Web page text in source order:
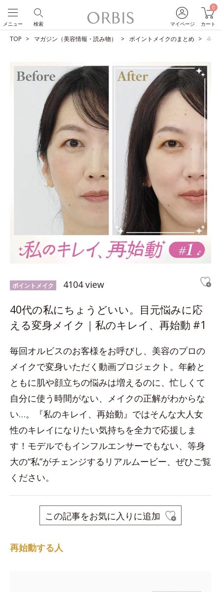
マイページ
0
カート
検索
メニュー
TOP マガジン（美容情報・読み物） ポイントメイクのまとめ 40
ポイントメイク 4104 view
40代の私にちょうどいい。目元悩みに応
える変身メイク｜私のキレイ、再始動 #1
毎回オルビスのお客様をお呼びし、美容のプロの
メイクで変身いただく動画プロジェクト。年齢と
ともに肌や顔立ちの悩みは増えるのに、忙しくて
自分に使う時間がない、メイクの正解がわからな
い…。『私のキレイ、再始動』ではそんな大人女
性のキレイになりたい気持ちを全力で応援しま
す！モデルでもインフルエンサーでもない、等身
大の“私”がチェンジするリアルムービー、ぜひご覧
ください。
この記事をお気に入りに追加
再始動する人